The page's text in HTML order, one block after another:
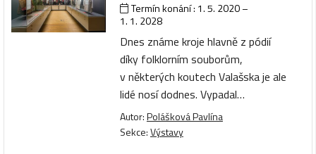
Termín konání : 1. 5. 2020–
1. 1. 2028
Dnes známe kroje hlavně z pódií
díky folklorním souborům,
v některých koutech Valašska je ale
lidé nosí dodnes. Vypadal…
Autor:Polášková Pavlína
Sekce:Výstavy